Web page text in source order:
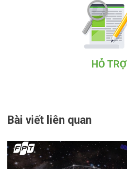
HỖ TRỢ
Bài viết liên quan